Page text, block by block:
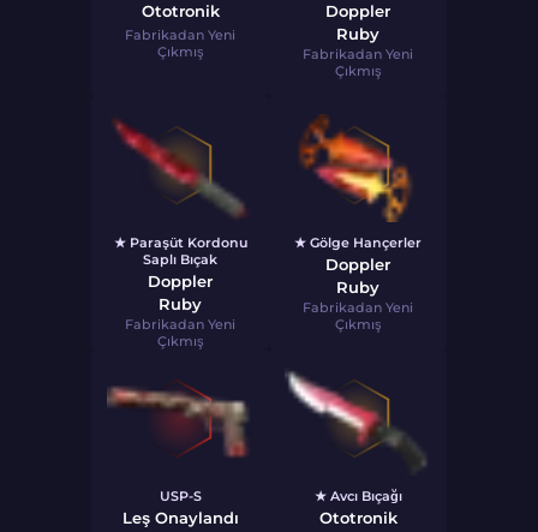
Ototronik
Fabrikadan Yeni
Çıkmış
Doppler
Ruby
Fabrikadan Yeni
Çıkmış
★ Paraşüt Kordonu
Saplı Bıçak
Doppler
Ruby
Fabrikadan Yeni
Çıkmış
★ Gölge Hançerler
Doppler
Ruby
Fabrikadan Yeni
Çıkmış
USP-S
Leş Onaylandı
★ Avcı Bıçağı
Ototronik